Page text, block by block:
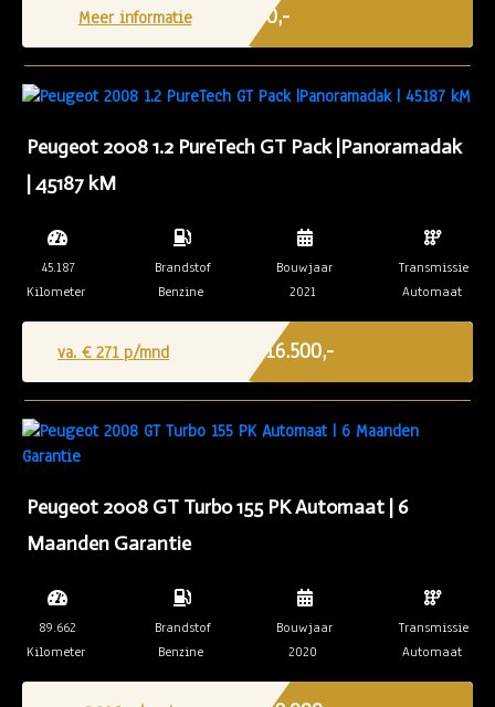
Meer informatie € 0,-
Peugeot 2008 1.2 PureTech GT Pack |Panoramadak
| 45187 kM
45.187
Kilometer
Brandstof
Benzine
Bouwjaar
2021
Transmissie
Automaat
va. € 271p/mnd € 16.500,-
Peugeot 2008 GT Turbo 155 PK Automaat | 6
Maanden Garantie
89.662
Kilometer
Brandstof
Benzine
Bouwjaar
2020
Transmissie
Automaat